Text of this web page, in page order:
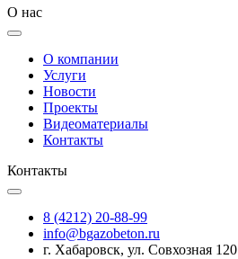
О нас
О компании
Услуги
Новости
Проекты
Видеоматериалы
Контакты
Контакты
8 (4212) 20-88-99
info@bgazobeton.ru
г. Хабаровск, ул. Совхозная 120